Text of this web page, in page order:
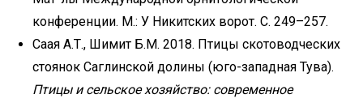
конференции. М.: У Никитских ворот. С. 249–257.
Саая А.Т., Шимит Б.М. 2018. Птицы скотоводческих
стоянок Саглинской долины (юго-западная Тува).
Птицы и сельское хозяйство: современное